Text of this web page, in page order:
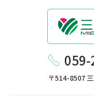
〒514-8507